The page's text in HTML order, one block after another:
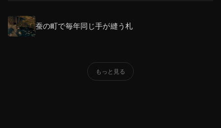
蚕の町で毎年同じ手が縫う札
もっと見る